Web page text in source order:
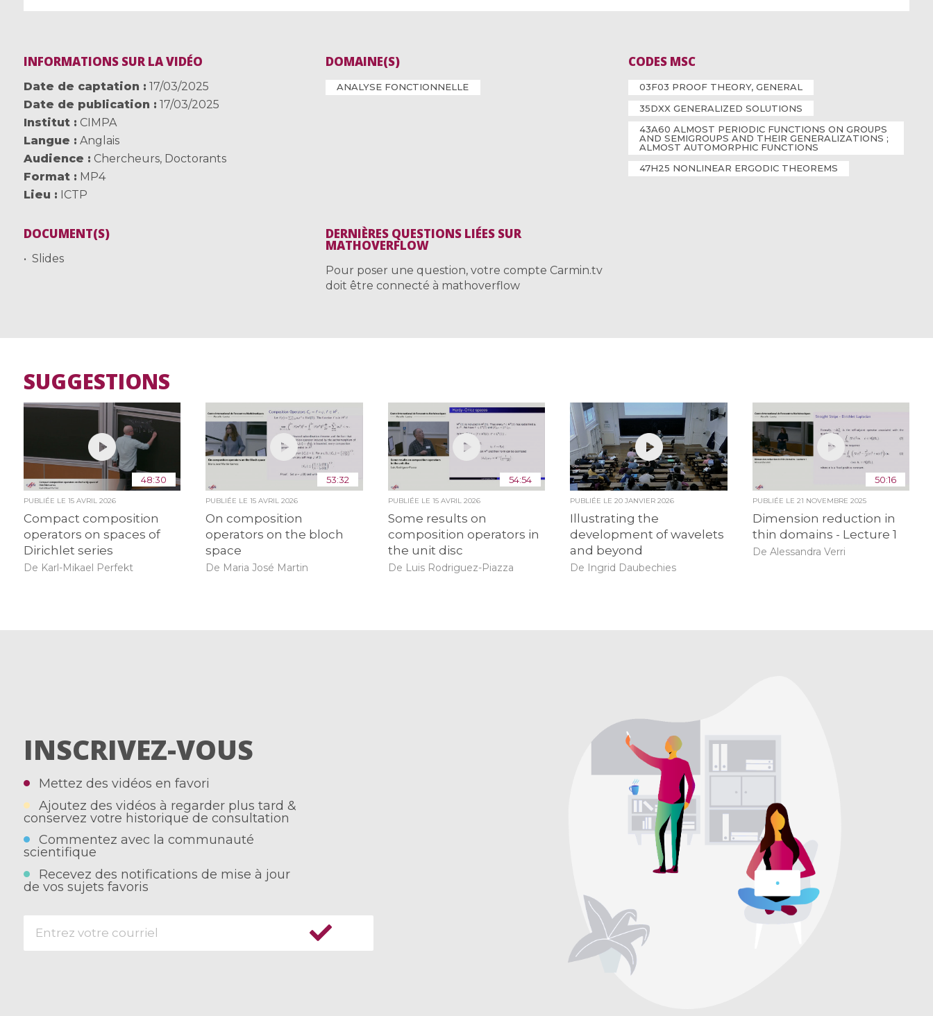
INFORMATIONS SUR LA VIDÉO
Date de captation
17/03/2025
Date de publication
17/03/2025
Institut
CIMPA
Langue
Anglais
Audience
Chercheurs, Doctorants
Format
MP4
Lieu
ICTP
DOMAINE(S)
ANALYSE FONCTIONNELLE
CODES MSC
03F03 PROOF THEORY, GENERAL
35DXX GENERALIZED SOLUTIONS
43A60 ALMOST PERIODIC FUNCTIONS ON GROUPS
AND SEMIGROUPS AND THEIR GENERALIZATIONS ;
ALMOST AUTOMORPHIC FUNCTIONS
47H25 NONLINEAR ERGODIC THEOREMS
DOCUMENT(S)
Slides
DERNIÈRES QUESTIONS LIÉES SUR
MATHOVERFLOW
Pour poser une question, votre compte Carmin.tv
doit être connecté à mathoverflow
SUGGESTIONS
48:30
PUBLIÉE LE 15 AVRIL 2026
Compact composition
operators on spaces of
Dirichlet series
De Karl-Mikael Perfekt
53:32
PUBLIÉE LE15 AVRIL 2026
On composition
operators on the bloch
space
De Maria José Martin
54:54
PUBLIÉE LE 15 AVRIL 2026
Some results on
composition operators in
the unit disc
De Luis Rodriguez-Piazza
PUBLIÉE LE20 JANVIER 2026
Illustrating the
development of wavelets
and beyond
De Ingrid Daubechies
50:16
PUBLIÉE LE 21 NOVEMBRE 2025
Dimension reduction in
thin domains - Lecture 1
De Alessandra Verri
INSCRIVEZ-VOUS
Mettez des vidéos en favori
Ajoutez des vidéos à regarder plus tard &
conservez votre historique de consultation
Commentez avec la communauté
scientifique
Recevez des notifications de mise à jour
de vos sujets favoris